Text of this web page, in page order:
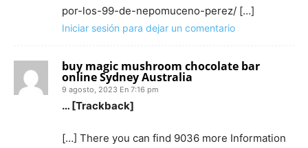
por-los-99-de-nepomuceno-perez/ […]
Iniciar sesión para dejar un comentario
buy magic mushroom chocolate bar
online Sydney Australia
9 agosto, 2023 En 7:16 pm
… [Trackback]
[…] There you can find 9036 more Information